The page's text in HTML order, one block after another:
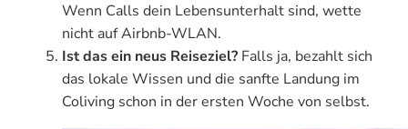
Wenn Calls dein Lebensunterhalt sind, wette
nicht auf Airbnb-WLAN.
Ist das ein neus Reiseziel? Falls ja, bezahlt sich
das lokale Wissen und die sanfte Landung im
Coliving schon in der ersten Woche von selbst.